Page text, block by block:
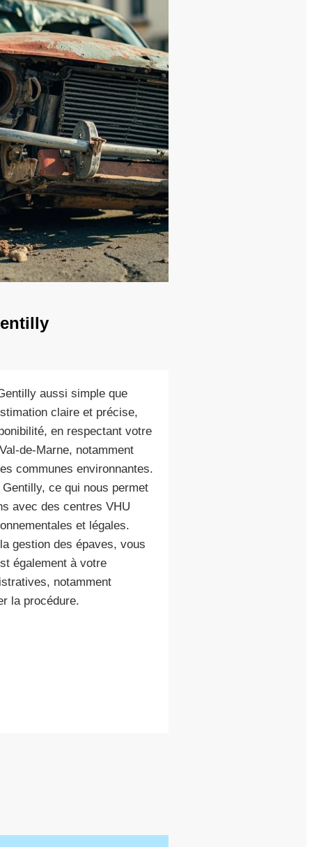
aussi simple que
claire et précise,
en respectant votre
de-Marne, notamment
communes environnantes.
ce qui nous permet
avec des centres VHU
et légales.
gestion des épaves, vous
également à votre
notamment
la procédure.